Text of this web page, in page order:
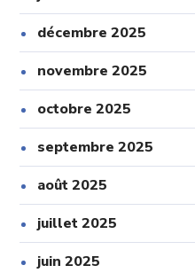
décembre 2025
novembre 2025
octobre 2025
septembre 2025
août 2025
juillet 2025
juin 2025